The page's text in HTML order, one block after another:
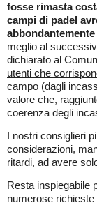
fosse rimasta
campi di padel
meglio al
dichiarato al
utenti che
campo (dagli
valore che,
coerenza degli
I nostri consiglieri
considerazioni,
ritardi, ad avere
Resta inspiegabile
numerose